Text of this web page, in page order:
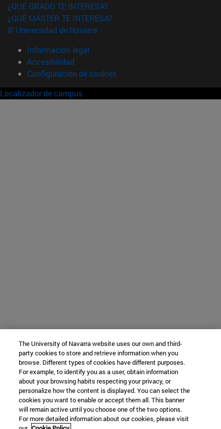
¿QUÉ GRADO TE INTERESA?
¿QUÉ MÁSTER TE INTERESA?
© Universidad de Navarra
Información legal
Accesibilidad
Configuración de cookies
Localizador de campus
The University of Navarra website uses our own and third-
party cookies to store and retrieve information when you
browse. Different types of cookies have different purposes.
For example, to identify you as a user, obtain information
about your browsing habits respecting your privacy, or
personalize how the content is displayed. You can select the
cookies you want to enable or accept them all. This banner
will remain active until you choose one of the two options.
For more detailed information about our cookies, please visit